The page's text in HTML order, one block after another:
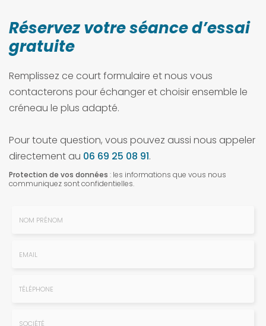
Réservez votre séance d’essai
gratuite
Remplissez ce court formulaire et nous vous
contacterons pour échanger et choisir ensemble le
créneau le plus adapté.
Pour toute question, vous pouvez aussi nous appeler
directement au 06 69 25 08 91.
Protection de vos données : les informations que vous nous
communiquez sont confidentielles.